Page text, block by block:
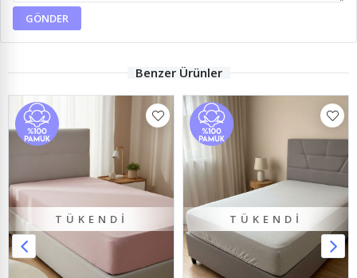
GÖNDER
Benzer Ürünler
TÜKENDI TÜKENDI